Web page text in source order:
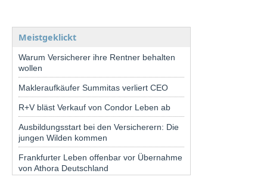
Meistgeklickt
Warum Versicherer ihre Rentner behalten
wollen
Makleraufkäufer Summitas verliert CEO
R+V bläst Verkauf von Condor Leben ab
Ausbildungsstart bei den Versicherern: Die
jungen Wilden kommen
Frankfurter Leben offenbar vor Übernahme
von Athora Deutschland